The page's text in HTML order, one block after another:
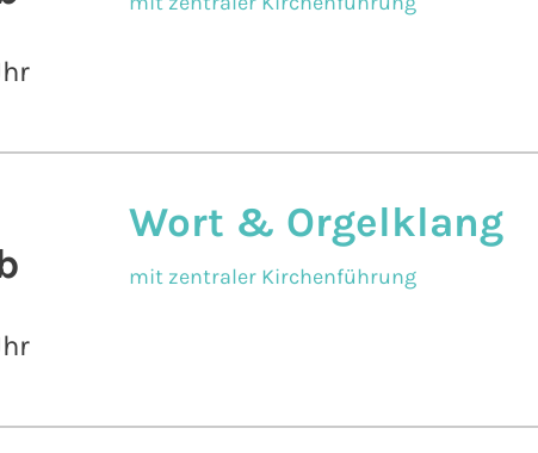
Wort & Orgelklang
mit zentraler Kirchenführung